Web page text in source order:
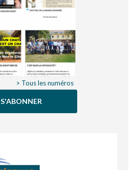
> Tous les numéros
S'ABONNER